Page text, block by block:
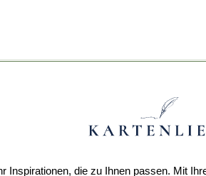
Inspirationen, die zu Ihnen passen. Mit